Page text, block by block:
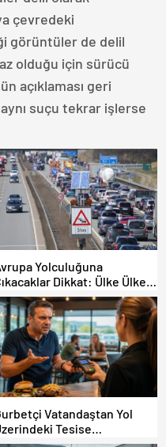
çevredeki
görüntüler de delil
olduğu için sürücü
açıklaması geri
aynı suçu tekrar işlerse
Yolculuğuna
Dikkat: Ülke Ülke
Trafik Kuralları,
Otoyol Hız Limitleri
Vatandaştan Yol
Tesise
İddiası: